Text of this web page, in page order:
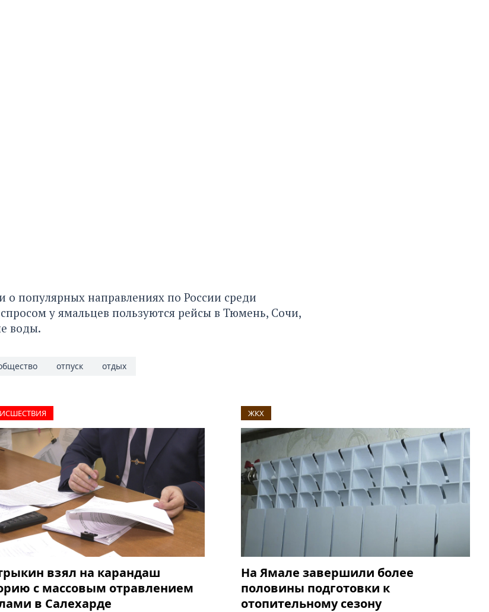
о популярных направлениях по России среди
у ямальцев пользуются рейсы в Тюмень, Сочи,
воды.
отпуск отдых
взял на карандаш
с массовым отравлением
в Салехарде
ЖКХ
На Ямале завершили более
половины подготовки к
отопительному сезону